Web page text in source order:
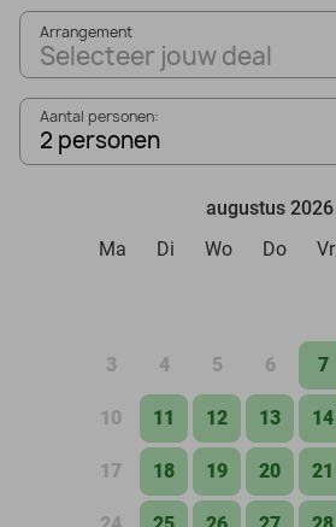
Arrangement
Selecteer jouw deal
Aantal personen:
2 personen
augustus 2026
Ma
Di Wo Do Vr
3 4 5 6 7
10 11 12 13 14
17 18 19 20 21